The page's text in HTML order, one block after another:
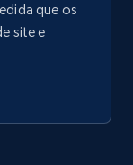
que os
site e